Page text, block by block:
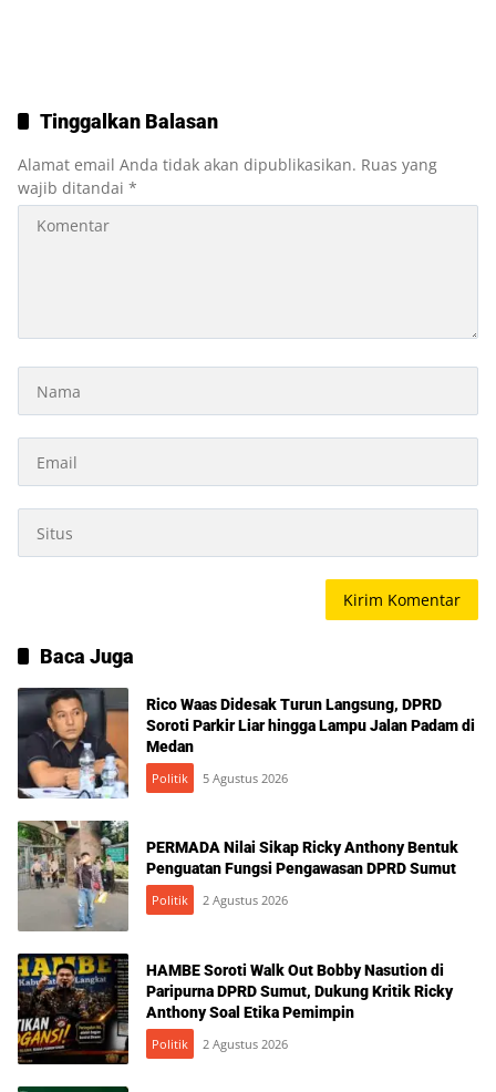
Tinggalkan Balasan
Alamat email Anda tidak akan dipublikasikan. Ruas yang
wajib ditandai *
Baca Juga
Rico Waas Didesak Turun Langsung, DPRD
Soroti Parkir Liar hingga Lampu Jalan Padam di
Medan
Politik 5 Agustus 2026
PERMADA Nilai Sikap Ricky Anthony Bentuk
Penguatan Fungsi Pengawasan DPRD Sumut
Politik 2 Agustus 2026
HAMBE Soroti Walk Out Bobby Nasution di
Paripurna DPRD Sumut, Dukung Kritik Ricky
Anthony Soal Etika Pemimpin
Politik 2 Agustus 2026